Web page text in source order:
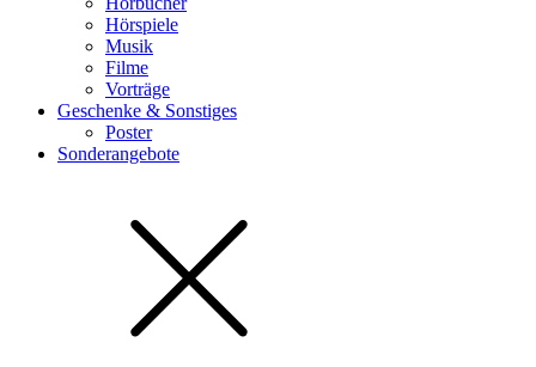
Hörspiele
Musik
Filme
Vorträge
Geschenke & Sonstiges
Poster
Sonderangebote